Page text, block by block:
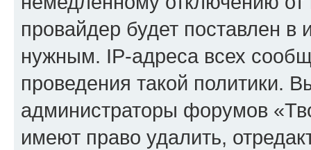
провайдер будет поставлен в
нужным. IP-адреса всех
проведения такой политики.
администраторы форумов
имеют право удалить,